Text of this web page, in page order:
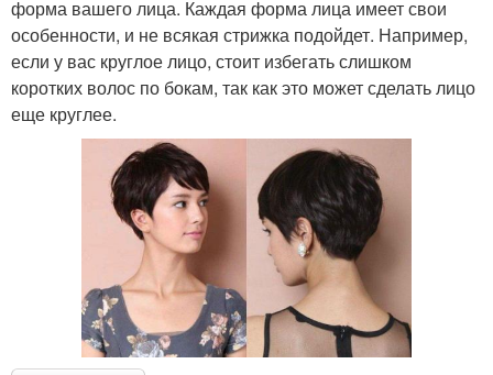
форма вашего лица. Каждая форма лица имеет свои
особенности, и не всякая стрижка подойдет. Например,
если у вас круглое лицо, стоит избегать слишком
коротких волос по бокам, так как это может сделать лицо
еще круглее.